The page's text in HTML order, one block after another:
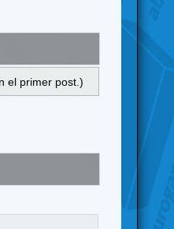
el primer post.)